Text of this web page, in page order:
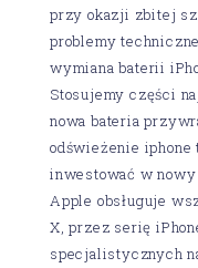
przy okazji zbitej
problemy
wymiana baterii
Stosujemy części
nowa bateria
odświeżenie
inwestować w
Apple obsługuje
X, przez serię
specjalistycznych